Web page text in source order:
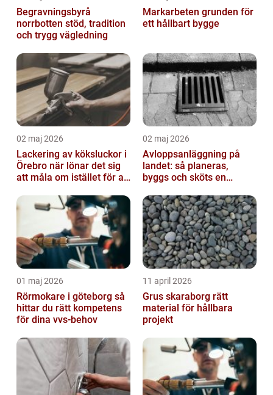
Begravningsbyrå
norrbotten stöd, tradition
och trygg vägledning
Markarbeten grunden för
ett hållbart bygge
02 maj 2026
Lackering av köksluckor i
Örebro när lönar det sig
att måla om istället för att
02 maj 2026
Avloppsanläggning på
landet: så planeras,
byggs och sköts en
01 maj 2026
Rörmokare i göteborg så
hittar du rätt kompetens
för dina vvs-behov
11 april 2026
Grus skaraborg rätt
material för hållbara
projekt